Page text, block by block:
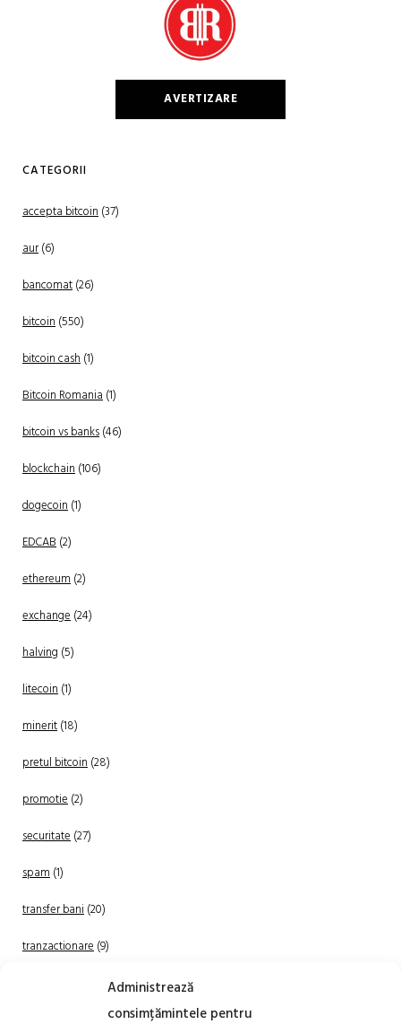
Administrează
consimțămintele pentru
AVERTIZARE
CATEGORII
accepta bitcoin(37)
aur(6)
bancomat(26)
bitcoin(550)
bitcoin cash(1)
Bitcoin Romania(1)
bitcoin vs banks(46)
blockchain(106)
dogecoin(1)
EDCAB(2)
ethereum(2)
exchange(24)
halving (5)
litecoin(1)
minerit(18)
pretul bitcoin(28)
promotie(2)
securitate(27)
spam(1)
transfer bani(20)
tranzactionare(9)
(20)